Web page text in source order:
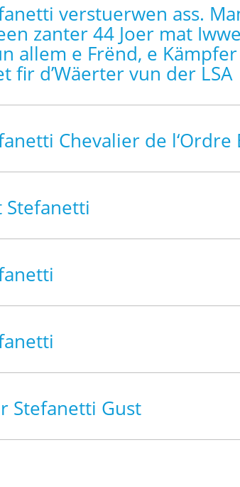
verstuerwen ass.
zanter 44 Joer mat
allem e Frënd, e
fir d’Wäerter vun der LSA
Chevalier de
Stefanetti
Stefanetti Gust